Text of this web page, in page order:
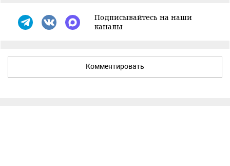
Подписывайтесь на наши
каналы
Комментировать